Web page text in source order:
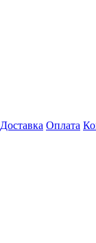
Доставка Оплата